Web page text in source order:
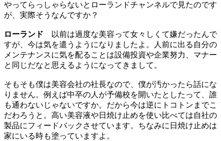
やってらっしゃらないとローランドチャンネルで見たのです
が、実際そうなんですか？
ローランド 以前は過度な美容って女々しくて嫌だったんで
すが、今は気を遣うようになりましたよ。人前に出る自分の
メンテナンスに気を配ることは設備投資や企業努力、マナー
と同じだなと思えるようになってきまして。
そもそも僕は美容会社の社長なので、僕が汚かったら話にな
りません。例えば中卒の人が予備校を開いたとしたって、誰
も通わないじゃないですか。だから今は逆にトコトンまでこ
だわろうと。高い美容液や日焼け止めを使い比べては自社の
製品にフィードバックさせています。ちなみに日焼け止めは
家にいる時も塗っていますよ。